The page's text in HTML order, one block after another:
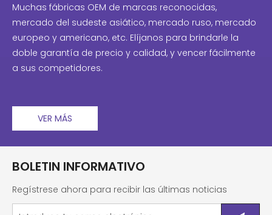
Muchas fábricas OEM de marcas reconocidas,
mercado del sudeste asiático, mercado ruso, mercado
europeo y americano, etc. Elíjanos para brindarle la
doble garantía de precio y calidad, y vencer fácilmente
a sus competidores.
VER MÁS
BOLETIN INFORMATIVO
Regístrese ahora para recibir las últimas noticias